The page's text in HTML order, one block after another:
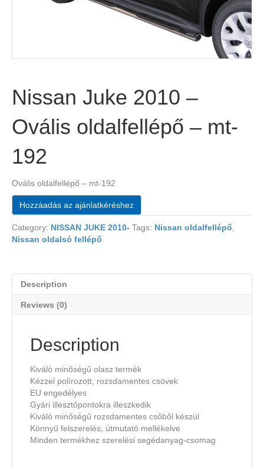
Nissan Juke 2010 –
Ovális oldalfellépő – mt-
192
Ovális oldalfellépő – mt-192
Hozzáadás az ajánlatkéréshez
Category: NISSAN JUKE 2010- Tags: Nissan oldalfellépő,
Nissan oldalsó fellépő
Description
Reviews (0)
Description
Kiváló minőségű olasz termék
Kézzel polírozott, rozsdamentes csövek
EU engedélyes
Gyári illesztőpontokra illeszkedik
Kiváló minőségű rozsdamentes csőből készül
Könnyű felszerelés, útmutató mellékelve
Minden termékhez szerelési segédanyag-csomag